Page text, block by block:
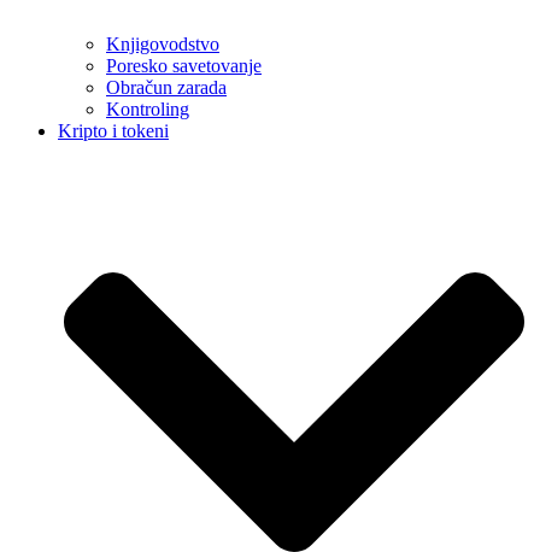
Knjigovodstvo
Poresko savetovanje
Obračun zarada
Kontroling
Kripto i tokeni